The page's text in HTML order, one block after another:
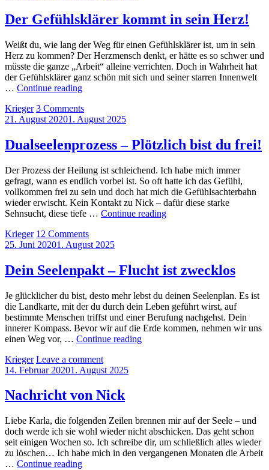
Der Gefühlsklärer kommt in sein Herz!
Weißt du, wie lang der Weg für einen Gefühlsklärer ist, um in sein
Herz zu kommen? Der Herzmensch denkt, er hätte es so schwer und
müsste die ganze „Arbeit“ alleine verrichten. Doch in Wahrheit hat
der Gefühlsklärer ganz schön mit sich und seiner starren Innenwelt
… Continue readingDer
kommt
in
Herz!
by
Krieger 3 Comments
Posted
21. August 20201. August 2025
Dualseelenprozess – Plötzlich bist du frei!
Der Prozess der Heilung ist schleichend. Ich habe mich immer
gefragt, wann es endlich vorbei ist. So oft hatte ich das Gefühl,
vollkommen frei zu sein und doch hat mich die Gefühlsachterbahn
wieder erwischt. Kein Kontakt zu Nick – dafür diese starke
Sehnsucht, diese tiefe … Continue readingDualseelenprozess
frei!
by
Krieger 12 Comments
Posted
25. Juni 20201. August 2025
Dein Seelenpakt – Flucht ist zwecklos
Je glücklicher du bist, desto mehr lebst du deinen Seelenplan. Es ist
die Landkarte, mit der du durch dein Leben geführt wirst, auf
bestimmte Menschen triffst und einer Berufung nachgehst. Dein
innerer Kompass. Bevor wir auf die Erde kommen, nehmen wir uns
einen Weg vor, … Continue readingDein
by
Krieger Leave a comment
Posted
14. Februar 20201. August 2025
Nachricht von Nick
Liebe Karla, die folgenden Zeilen brennen mir auf der Seele – und
doch werde ich sie wohl wieder nicht abschicken. Das geht schon
seit einigen Wochen so. Ich schreibe dir, um schließlich alles wieder
zu löschen… Ich habe mich in den vergangenen Monaten die Arbeit
… Continue readingNachricht